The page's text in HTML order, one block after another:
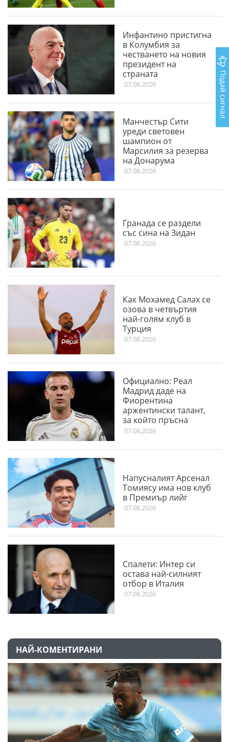
Инфантино пристигна
в Колумбия за
честването на новия
президент на
страната
07.08.2026
Манчестър Сити
уреди световен
шампион от
Марсилия за резерва
на Донарума
07.08.2026
Гранада се раздели
със сина на Зидан
07.08.2026
Как Мохамед Салах се
озова в четвъртия
най-голям клуб в
Турция
07.08.2026
Официално: Реал
Мадрид даде на
Фиорентина
аржентински талант,
за който пръсна
немалко пари през
07.08.2026
Напусналият Арсенал
Томиясу има нов клуб
в Премиър лийг
07.08.2026
Спалети: Интер си
остава най-силният
отбор в Италия
07.08.2026
НАЙ-КОМЕНТИРАНИ
Подай сигнал